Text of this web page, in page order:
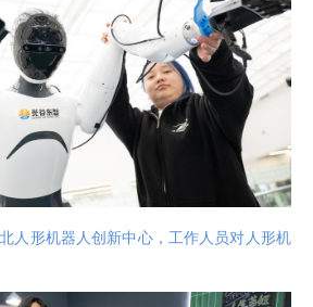
人形机器人创新中心，工作人员对人形机